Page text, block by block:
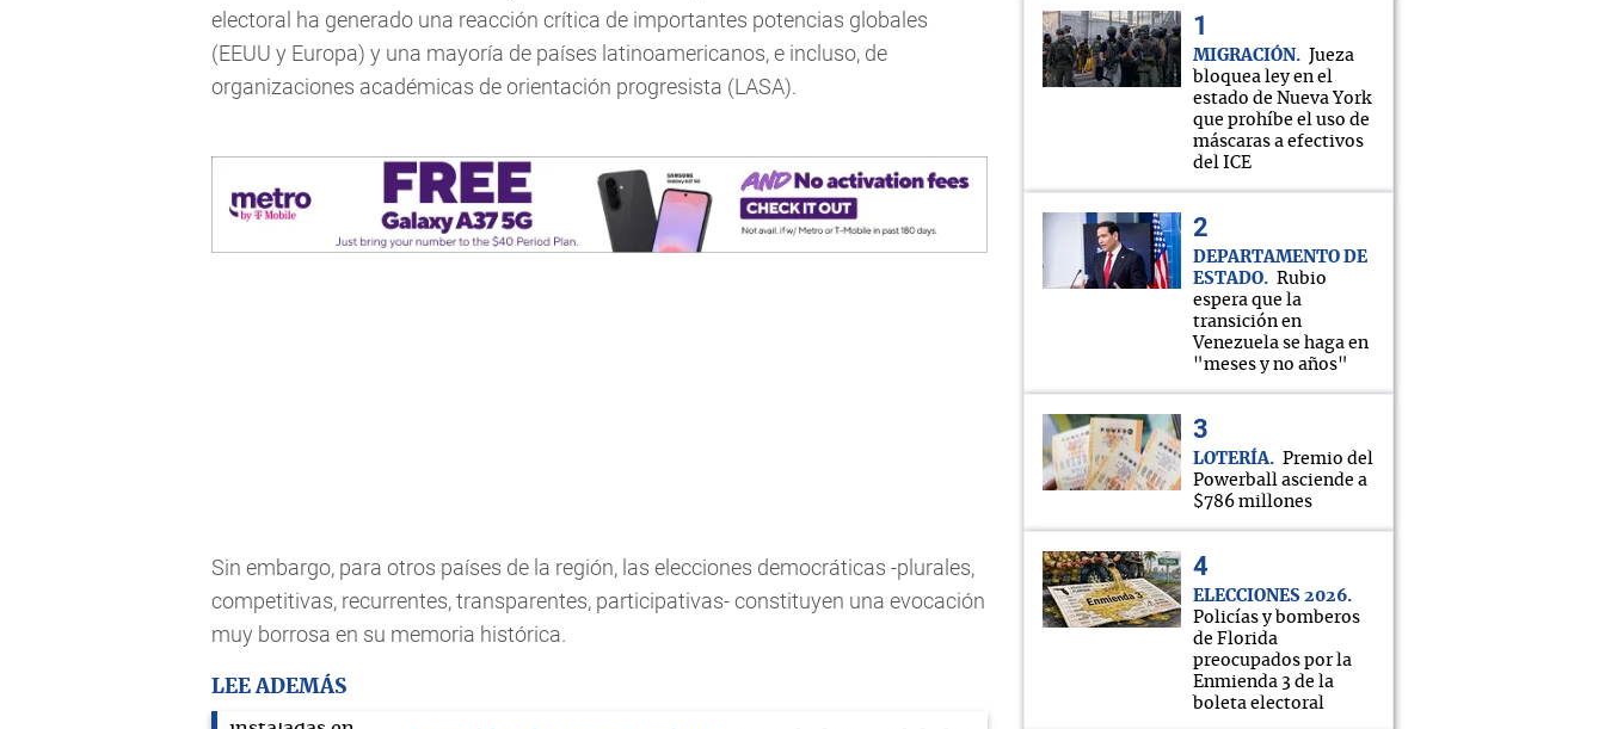
electoral ha generado una reacción crítica de importantes potencias globales
(EEUU y Europa) y una mayoría de países latinoamericanos, e incluso, de
organizaciones académicas de orientación progresista (LASA).
Sin embargo, para otros países de la región, las elecciones democráticas -plurales,
competitivas, recurrentes, transparentes, participativas- constituyen una evocación
muy borrosa en su memoria histórica.
LEE ADEMÁS
MIGRACIÓN
Jueza
bloquea ley en el
estado de Nueva York
que prohíbe el uso de
máscaras a efectivos
del ICE
DEPARTAMENTO DE
ESTADO
Rubio
espera que la
transición en
Venezuela se haga en
"meses y no años"
LOTERÍA
Premio del
Powerball asciende a
$786 millones
ELECCIONES 2026
Policías y bomberos
de Florida
preocupados por la
Enmienda 3 de la
boleta electoral